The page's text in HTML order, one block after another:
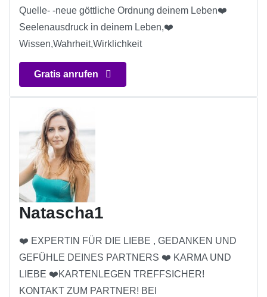
Quelle- -neue göttliche Ordnung deinem Leben❤️
Seelenausdruck in deinem Leben,❤️
Wissen,Wahrheit,Wirklichkeit
Gratis anrufen
Natascha1
❤️ EXPERTIN FÜR DIE LIEBE , GEDANKEN UND
GEFÜHLE DEINES PARTNERS ❤️ KARMA UND
LIEBE ❤️KARTENLEGEN TREFFSICHER!
KONTAKT ZUM PARTNER! BEI